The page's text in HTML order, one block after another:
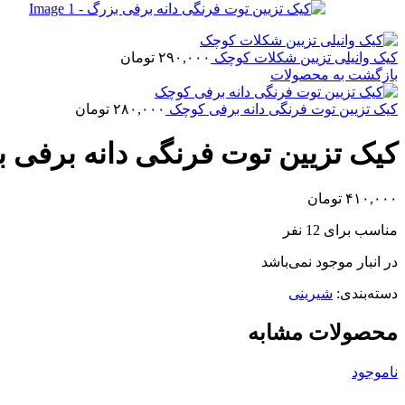
کیک وانیلی تزیین شکلات کوچک ۲۹۰,۰۰۰ تومان
بازگشت به محصولات
کیک تزیین توت فرنگی دانه برفی کوچک ۲۸۰,۰۰۰ تومان
کیک تزیین توت فرنگی دانه برفی
۴۱۰,۰۰۰ تومان
مناسب برای 12 نفر
در انبار موجود نمی‌باشد
دسته‌بندی: شیرینی
محصولات مشابه
ناموجود